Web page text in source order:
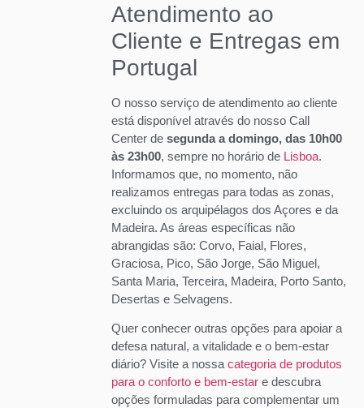
Atendimento ao
Cliente e Entregas em
Portugal
O nosso serviço de atendimento ao cliente
está disponível através do nosso Call
Center de segunda a domingo, das 10h00
às 23h00, sempre no horário de Lisboa.
Informamos que, no momento, não
realizamos entregas para todas as zonas,
excluindo os arquipélagos dos Açores e da
Madeira. As áreas específicas não
abrangidas são: Corvo, Faial, Flores,
Graciosa, Pico, São Jorge, São Miguel,
Santa Maria, Terceira, Madeira, Porto Santo,
Desertas e Selvagens.
Quer conhecer outras opções para apoiar a
defesa natural, a vitalidade e o bem-estar
diário? Visite a nossa categoria de produtos
para o conforto e bem-estare descubra
opções formuladas para complementar um